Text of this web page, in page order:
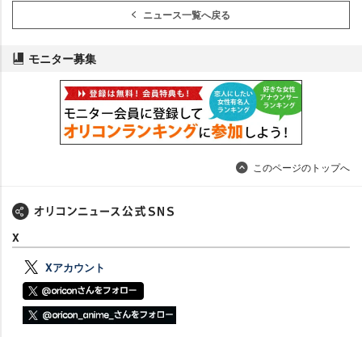
ニュース一覧へ戻る
モニター募集
このページのトップへ
X
Xアカウント